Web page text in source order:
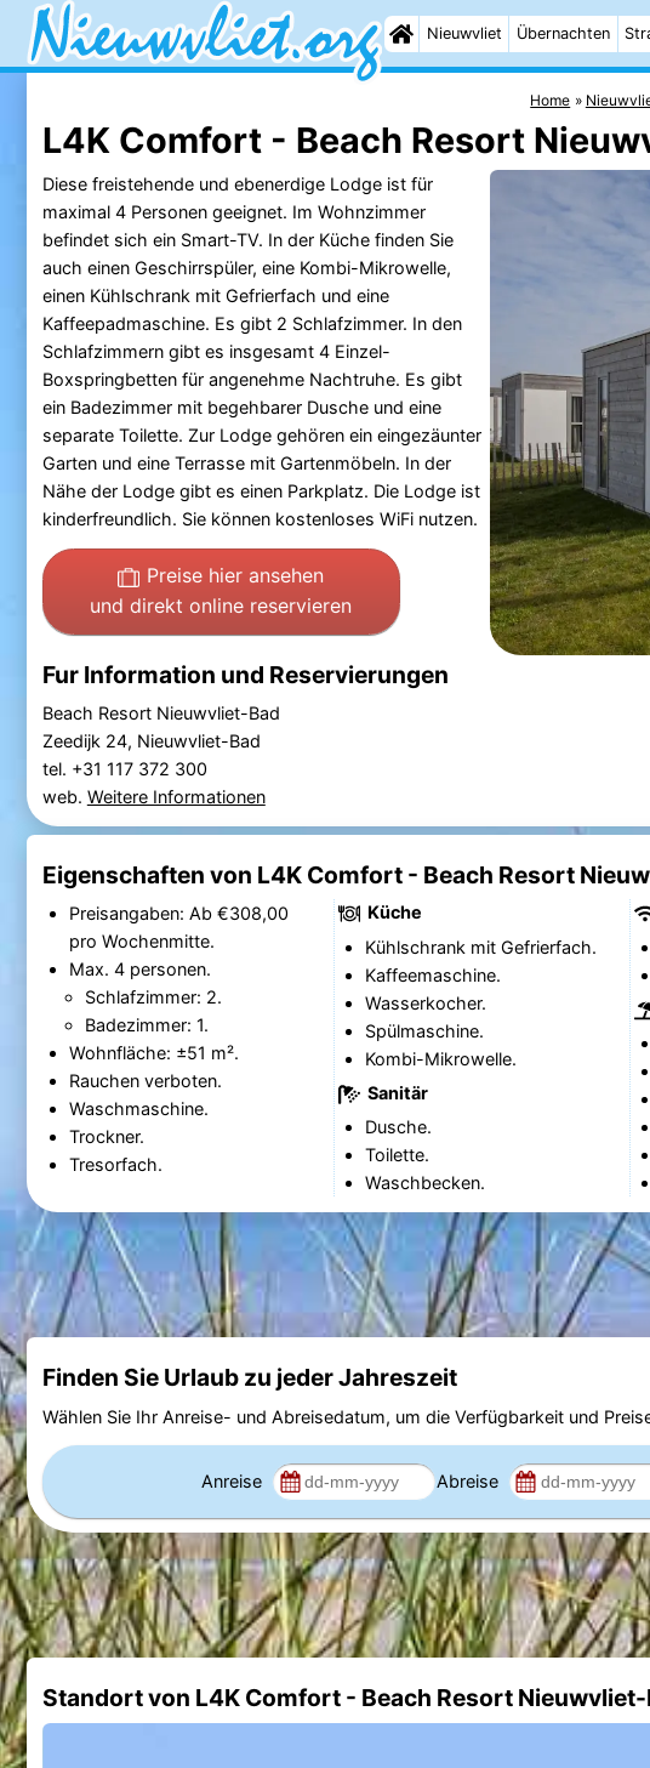
Nieuwvliet Übernachten
Home
L4K Comfort - Beach Resort
Diese freistehende und ebenerdige Lodge ist für
maximal 4 Personen geeignet. Im Wohnzimmer
befindet sich ein Smart-TV. In der Küche finden Sie
auch einen Geschirrspüler, eine Kombi-Mikrowelle,
einen Kühlschrank mit Gefrierfach und eine
Kaffeepadmaschine. Es gibt 2 Schlafzimmer. In den
Schlafzimmern gibt es insgesamt 4 Einzel-
Boxspringbetten für angenehme Nachtruhe. Es gibt
ein Badezimmer mit begehbarer Dusche und eine
separate Toilette. Zur Lodge gehören ein eingezäunter
Garten und eine Terrasse mit Gartenmöbeln. In der
Nähe der Lodge gibt es einen Parkplatz. Die Lodge ist
kinderfreundlich. Sie können kostenloses WiFi nutzen.
Preise hier ansehen
und direkt online reservieren
Fur Information und Reservierungen
Beach Resort Nieuwvliet-Bad
Zeedijk 24, Nieuwvliet-Bad
tel. +31 117 372 300
web. Weitere Informationen
Eigenschaften von L4K Comfort - Beach Resort
Preisangaben: Ab €308,00
pro Wochenmitte.
Max. 4 personen.
Schlafzimmer: 2.
Badezimmer: 1.
Wohnfläche: ±51 m².
Rauchen verboten.
Waschmaschine.
Trockner.
Tresorfach.
Küche
Kühlschrank mit Gefrierfach.
Kaffeemaschine.
Wasserkocher.
Spülmaschine.
Kombi-Mikrowelle.
Sanitär
Dusche.
Toilette.
Waschbecken.
Finden Sie Urlaub zu jeder Jahreszeit
Wählen Sie Ihr Anreise- und Abreisedatum, um die Verfügbarkeit und
Anreise Abreise
Standort von L4K Comfort - Beach Resort Nieuwvliet-